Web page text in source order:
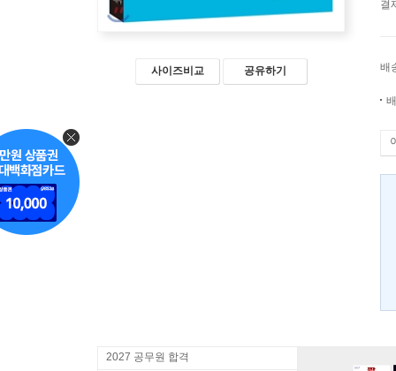
사이즈비교 공유하기
결
배
2027 공무원 합격